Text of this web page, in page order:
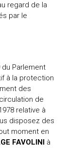
regard de la
par le
Parlement
à la protection
des
de
relative à
disposez des
moment en
FAVOLINI à